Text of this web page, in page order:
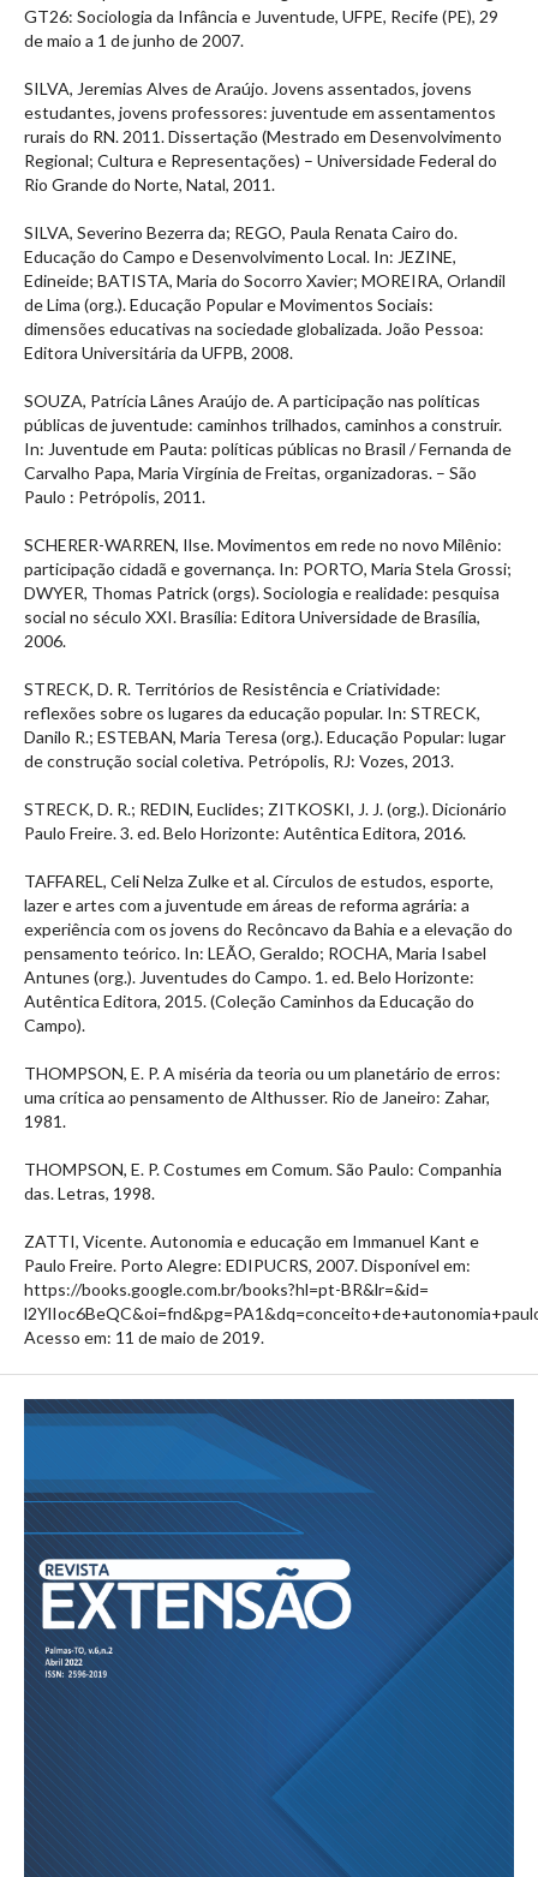
GT26: Sociologia da Infância e Juventude, UFPE, Recife (PE), 29
de maio a 1 de junho de 2007.
SILVA, Jeremias Alves de Araújo. Jovens assentados, jovens
estudantes, jovens professores: juventude em assentamentos
rurais do RN. 2011. Dissertação (Mestrado em Desenvolvimento
Regional; Cultura e Representações) – Universidade Federal do
Rio Grande do Norte, Natal, 2011.
SILVA, Severino Bezerra da; REGO, Paula Renata Cairo do.
Educação do Campo e Desenvolvimento Local. In: JEZINE,
Edineide; BATISTA, Maria do Socorro Xavier; MOREIRA, Orlandil
de Lima (org.). Educação Popular e Movimentos Sociais:
dimensões educativas na sociedade globalizada. João Pessoa:
Editora Universitária da UFPB, 2008.
SOUZA, Patrícia Lânes Araújo de. A participação nas políticas
públicas de juventude: caminhos trilhados, caminhos a construir.
In: Juventude em Pauta: políticas públicas no Brasil / Fernanda de
Carvalho Papa, Maria Virgínia de Freitas, organizadoras. – São
Paulo : Petrópolis, 2011.
SCHERER-WARREN, Ilse. Movimentos em rede no novo Milênio:
participação cidadã e governança. In: PORTO, Maria Stela Grossi;
DWYER, Thomas Patrick (orgs). Sociologia e realidade: pesquisa
social no século XXI. Brasília: Editora Universidade de Brasília,
2006.
STRECK, D. R. Territórios de Resistência e Criatividade:
reflexões sobre os lugares da educação popular. In: STRECK,
Danilo R.; ESTEBAN, Maria Teresa (org.). Educação Popular: lugar
de construção social coletiva. Petrópolis, RJ: Vozes, 2013.
STRECK, D. R.; REDIN, Euclides; ZITKOSKI, J. J. (org.). Dicionário
Paulo Freire. 3. ed. Belo Horizonte: Autêntica Editora, 2016.
TAFFAREL, Celi Nelza Zulke et al. Círculos de estudos, esporte,
lazer e artes com a juventude em áreas de reforma agrária: a
experiência com os jovens do Recôncavo da Bahia e a elevação do
pensamento teórico. In: LEÃO, Geraldo; ROCHA, Maria Isabel
Antunes (org.). Juventudes do Campo. 1. ed. Belo Horizonte:
Autêntica Editora, 2015. (Coleção Caminhos da Educação do
Campo).
THOMPSON, E. P. A miséria da teoria ou um planetário de erros:
uma crítica ao pensamento de Althusser. Rio de Janeiro: Zahar,
1981.
THOMPSON, E. P. Costumes em Comum. São Paulo: Companhia
das. Letras, 1998.
ZATTI, Vicente. Autonomia e educação em Immanuel Kant e
Paulo Freire. Porto Alegre: EDIPUCRS, 2007. Disponível em:
https://books.google.com.br/books?hl=pt-BR&lr=&id=
Acesso em: 11 de maio de 2019.